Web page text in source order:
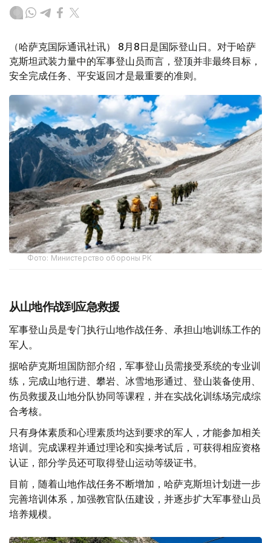
（哈萨克国际通讯社讯） 8月8日是国际登山日。对于哈萨
克斯坦武装力量中的军事登山员而言，登顶并非最终目标，
安全完成任务、平安返回才是最重要的准则。
Фото: Министерство обороны РК
从山地作战到应急救援
军事登山员是专门执行山地作战任务、承担山地训练工作的
军人。
据哈萨克斯坦国防部介绍，军事登山员需接受系统的专业训
练，完成山地行进、攀岩、冰雪地形通过、登山装备使用、
伤员救援及山地分队协同等课程，并在实战化训练场完成综
合考核。
只有身体素质和心理素质均达到要求的军人，才能参加相关
培训。完成课程并通过理论和实操考试后，可获得相应资格
认证，部分学员还可取得登山运动等级证书。
目前，随着山地作战任务不断增加，哈萨克斯坦计划进一步
完善培训体系，加强教官队伍建设，并逐步扩大军事登山员
培养规模。